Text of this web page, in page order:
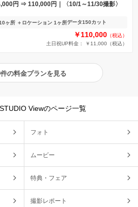
円 ⇒ 110,000円｜〈10/1～11/30撮影〉
ヶ所 ＋ロケーション 1ヶ所データ150カット
￥110,000 （税込）
土日祝UP料金： ￥11,000 （税込）
の料金プランを見る
Viewのページ一覧
フォト
ムービー
特典・フェア
撮影レポート